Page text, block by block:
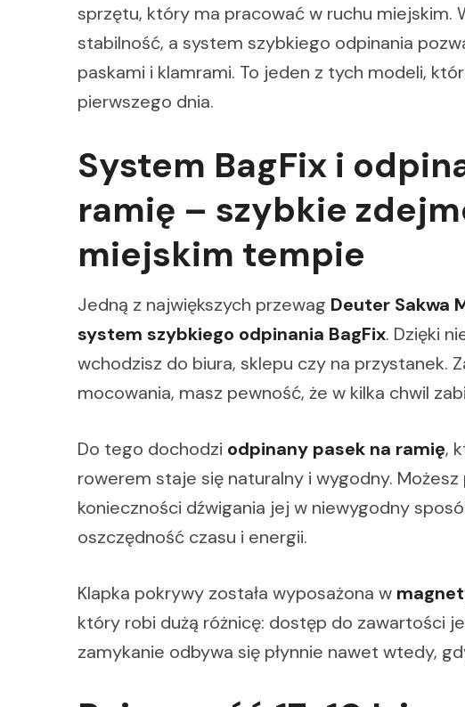
sprzętu, który ma pracować w ruchu miejskim.
stabilność, a system szybkiego odpinania
paskami i klamrami. To jeden z tych modeli,
pierwszego dnia.
System BagFix i
ramię – szybkie
miejskim tempie
Jedną z największych przewag Deuter Sakwa
system szybkiego odpinania BagFix. Dzięki
wchodzisz do biura, sklepu czy na przystanek.
mocowania, masz pewność, że w kilka chwil
Do tego dochodzi odpinany pasek na ramię,
rowerem staje się naturalny i wygodny.
konieczności dźwigania jej w niewygodny
oszczędność czasu i energii.
Klapka pokrywy została wyposażona w
który robi dużą różnicę: dostęp do zawartości
zamykanie odbywa się płynnie nawet wtedy,